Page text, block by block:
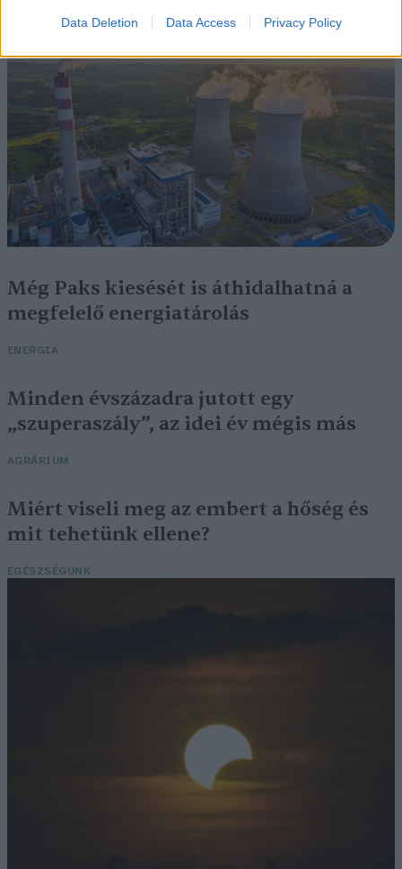
Data Deletion Data Access Privacy Policy
ÉLŐ BOLYGÓNK
Még Paks kiesését is áthidalhatná a
megfelelő energiatárolás
ENERGIA
Minden évszázadra jutott egy
„szuperaszály”, az idei év mégis más
AGRÁRIUM
Miért viseli meg az embert a hőség és
mit tehetünk ellene?
EGÉSZSÉGÜNK